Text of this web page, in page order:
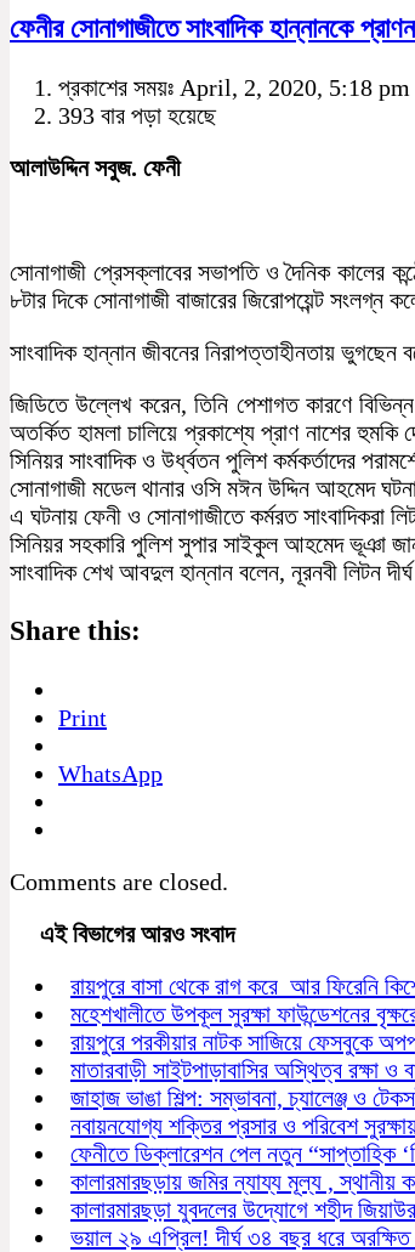
ফেনীর সোনাগাজীতে সাংবাদিক হান্নানকে
প্রকাশের সময়ঃ April, 2, 2020, 5:18 pm
393 বার পড়া হয়েছে
আলাউদ্দিন সবুজ. ফেনী
সোনাগাজী প্রেসক্লাবের সভাপতি ও দৈনিক কালের
৮টার দিকে সোনাগাজী বাজারের জিরোপয়েন্ট সংলগ্ন
সাংবাদিক হান্নান জীবনের নিরাপত্তাহীনতায়
জিডিতে উল্লেখ করেন, তিনি পেশাগত কারণে
অতর্কিত হামলা চালিয়ে প্রকাশ্যে প্রাণ নাশের হুমকি
সিনিয়র সাংবাদিক ও উর্ধ্বতন পুলিশ কর্মকর্তাদের
সোনাগাজী মডেল থানার ওসি মঈন উদ্দিন আহমেদ
এ ঘটনায় ফেনী ও সোনাগাজীতে কর্মরত সাংবাদিকরা
সিনিয়র সহকারি পুলিশ সুপার সাইকুল আহমেদ ভূঞা
সাংবাদিক শেখ আবদুল হান্নান বলেন, নূরনবী লিটন
Share this:
Print
WhatsApp
Comments are closed.
এই বিভাগের আরও সংবাদ
রায়পুরে বাসা থেকে রাগ করে আর ফিরেনি
মহেশখালীতে উপকূল সুরক্ষা ফাউন্ডেশনের
রায়পুরে পরকীয়ার নাটক সাজিয়ে ফেসবুকে
মাতারবাড়ী সাইটপাড়াবাসির অস্থিত্ব রক্ষা ও
জাহাজ ভাঙা শিল্প: সম্ভাবনা, চ্যালেঞ্জ ও
নবায়নযোগ্য শক্তির প্রসার ও পরিবেশ সুরক্ষায়
ফেনীতে ডিক্লারেশন পেল নতুন “সাপ্তাহিক
কালারমারছড়ায় জমির ন্যায্য মূল্য , স্থানীয়
কালারমারছড়া যুবদলের উদ্যোগে শহীদ
ভয়াল ২৯ এপ্রিল! দীর্ঘ ৩৪ বছর ধরে